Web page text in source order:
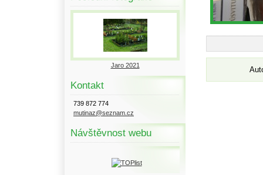
Jaro 2021
Kontakt
739 872 774
mutinaz@seznam.cz
Návštěvnost webu